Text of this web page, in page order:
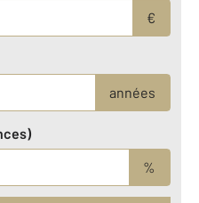
€
années
%